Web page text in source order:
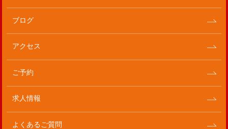
ブログ
アクセス
ご予約
求人情報
よくあるご質問